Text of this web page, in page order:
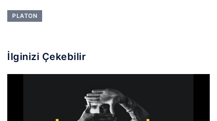
PLATON
İlginizi Çekebilir